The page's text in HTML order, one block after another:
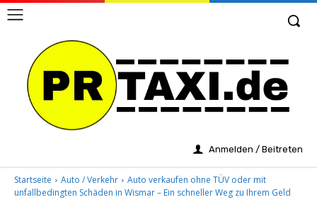
Anmelden / Beitreten
Startseite Auto / Verkehr
Auto verkaufen ohne TÜV oder mit
unfallbedingten Schäden in Wismar – Ein schneller Weg zu Ihrem Geld